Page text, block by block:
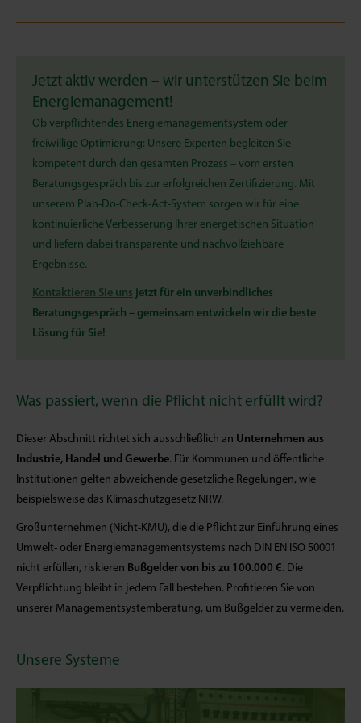
Jetzt aktiv werden – wir unterstützen Sie beim
Energiemanagement!
Ob verpflichtendes Energiemanagementsystem oder
freiwillige Optimierung: Unsere Experten begleiten Sie
kompetent durch den gesamten Prozess – vom ersten
Beratungsgespräch bis zur erfolgreichen Zertifizierung. Mit
unserem Plan-Do-Check-Act-System sorgen wir für eine
kontinuierliche Verbesserung Ihrer energetischen Situation
und liefern dabei transparente und nachvollziehbare
Ergebnisse.
Kontaktieren Sie uns jetzt für ein unverbindliches
Beratungsgespräch – gemeinsam entwickeln wir die beste
Lösung für Sie!
Was passiert, wenn die Pflicht nicht erfüllt wird?
Dieser Abschnitt richtet sich ausschließlich an Unternehmen aus
Industrie, Handel und Gewerbe. Für Kommunen und öffentliche
Institutionen gelten abweichende gesetzliche Regelungen, wie
beispielsweise das Klimaschutzgesetz NRW.
Großunternehmen (Nicht-KMU), die die Pflicht zur Einführung eines
Umwelt- oder Energiemanagementsystems nach DIN EN ISO 50001
nicht erfüllen, riskieren Bußgelder von bis zu 100.000 €. Die
Verpflichtung bleibt in jedem Fall bestehen. Profitieren Sie von
unserer Managementsystemberatung, um Bußgelder zu vermeiden.
Unsere Systeme